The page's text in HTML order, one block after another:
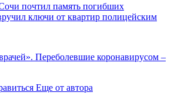
почтил память погибших
ключи от квартир полицейским
Переболевшие коронавирусом –
Еще от автора